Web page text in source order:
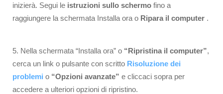
inizierà. Segui le istruzioni sullo schermo fino a
raggiungere la schermata Installa ora o Ripara il computer .
5. Nella schermata “Installa ora” o “Ripristina il computer”,
cerca un link o pulsante con scritto Risoluzione dei
problemi o “Opzioni avanzate” e cliccaci sopra per
accedere a ulteriori opzioni di ripristino.